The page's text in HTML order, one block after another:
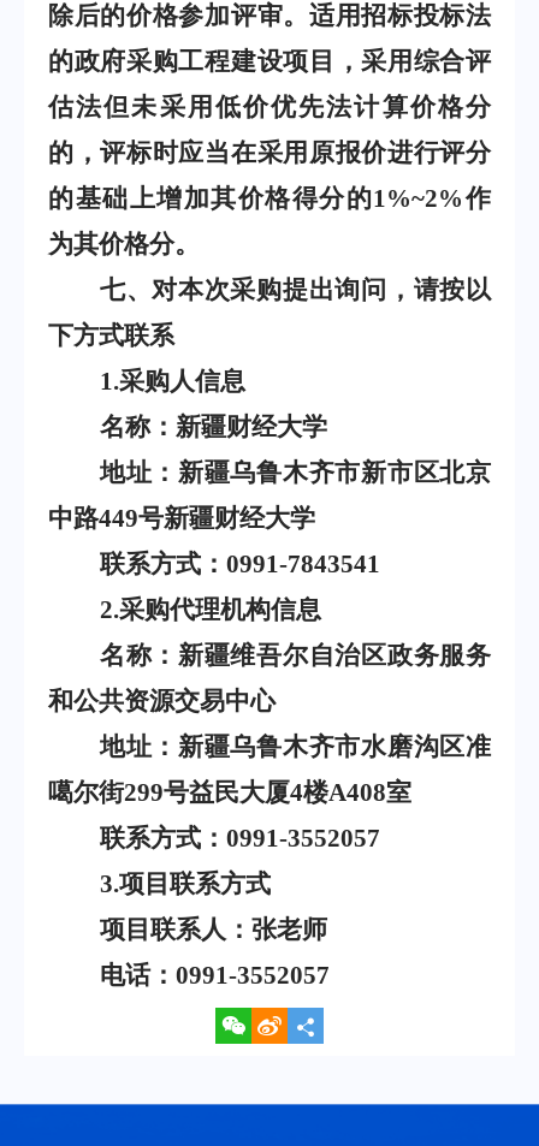
除后的价格参加评审。适用招标投标法
的政府采购工程建设项目，采用综合评
估法但未采用低价优先法计算价格分
的，评标时应当在采用原报价进行评分
的基础上增加其价格得分的1%~2%作
为其价格分。
七、对本次采购提出询问，请按以
下方式联系
1.采购人信息
名称：新疆财经大学
地址：新疆乌鲁木齐市新市区北京
中路449号新疆财经大学
联系方式： 0991-7843541
2.采购代理机构信息
名称：新疆维吾尔自治区政务服务
和公共资源交易中心
地址：新疆乌鲁木齐市水磨沟区准
噶尔街299号益民大厦4楼A408室
联系方式： 0991-3552057
3.项目联系方式
项目联系人：张老师
电话： 0991-3552057